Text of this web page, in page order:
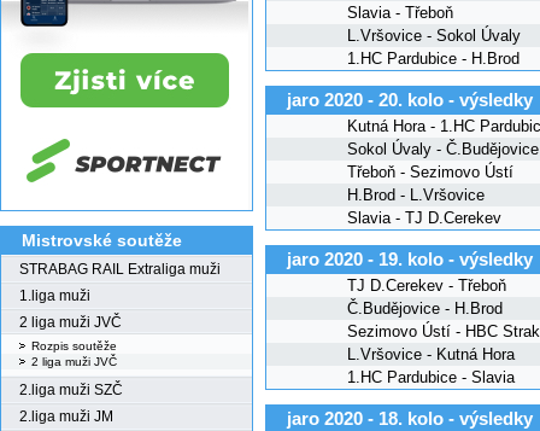
Mistrovské soutěže
STRABAG RAIL Extraliga muži
1.liga muži
2 liga muži JVČ
Rozpis soutěže
2 liga muži JVČ
2.liga muži SZČ
2.liga muži JM
Slavia - Třeboň
L.Vršovice - Sokol Úvaly
1.HC Pardubice - H.Brod
jaro 2020 - 20. kolo - výsledky
Kutná Hora - 1.HC
Sokol Úvaly - Č.Budějovice
Třeboň - Sezimovo Ústí
H.Brod - L.Vršovice
Slavia - TJ D.Cerekev
jaro 2020 - 19. kolo - výsledky
TJ D.Cerekev - Třeboň
Č.Budějovice - H.Brod
Sezimovo Ústí - HBC
L.Vršovice - Kutná Hora
1.HC Pardubice - Slavia
jaro 2020 - 18. kolo - výsledky